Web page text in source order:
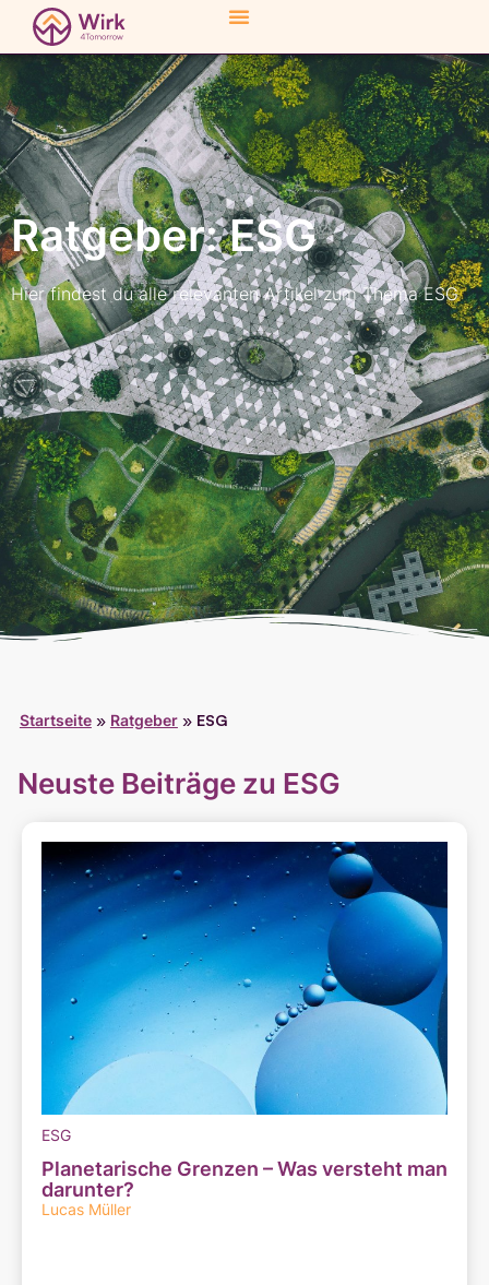
Ratgeber: ESG
Hier findest du alle relevanten Artikel zum Thema ESG
Startseite» Ratgeber» ESG
Neuste Beiträge zu ESG
ESG
Planetarische Grenzen – Was versteht man
darunter?
Lucas Müller